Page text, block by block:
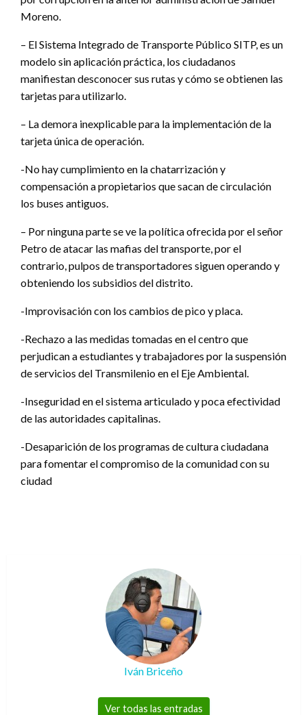
Moreno.
– El Sistema Integrado de Transporte Público SITP, es un
modelo sin aplicación práctica, los ciudadanos
manifiestan desconocer sus rutas y cómo se obtienen las
tarjetas para utilizarlo.
– La demora inexplicable para la implementación de la
tarjeta única de operación.
-No hay cumplimiento en la chatarrización y
compensación a propietarios que sacan de circulación
los buses antiguos.
– Por ninguna parte se ve la política ofrecida por el señor
Petro de atacar las mafias del transporte, por el
contrario, pulpos de transportadores siguen operando y
obteniendo los subsidios del distrito.
-Improvisación con los cambios de pico y placa.
-Rechazo a las medidas tomadas en el centro que
perjudican a estudiantes y trabajadores por la suspensión
de servicios del Transmilenio en el Eje Ambiental.
-Inseguridad en el sistema articulado y poca efectividad
de las autoridades capitalinas.
-Desaparición de los programas de cultura ciudadana
para fomentar el compromiso de la comunidad con su
ciudad
Iván Briceño
Ver todas las entradas